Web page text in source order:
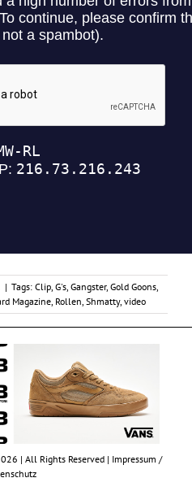
| Tags: Clip, G's, Gangster, Gold Goons,
Magazine Rollen Shmatty, video
| All Rights Reserved | Impressum /